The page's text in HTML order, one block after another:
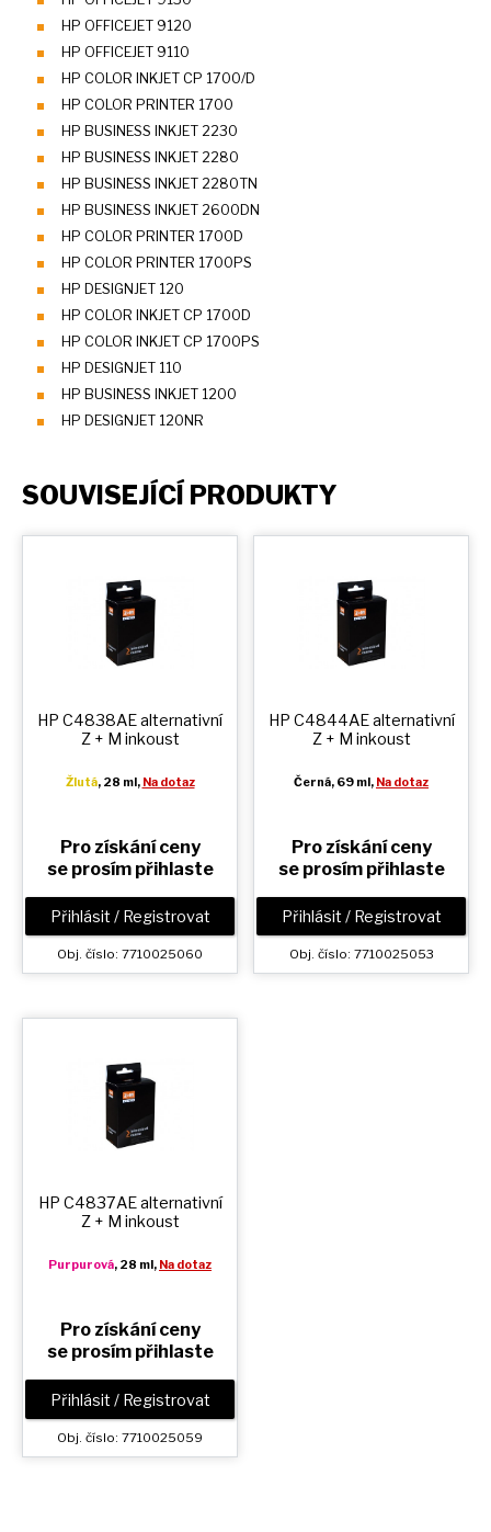
HP OFFICEJET 9120
HP OFFICEJET 9110
HP COLOR INKJET CP 1700/D
HP COLOR PRINTER 1700
HP BUSINESS INKJET 2230
HP BUSINESS INKJET 2280
HP BUSINESS INKJET 2280TN
HP BUSINESS INKJET 2600DN
HP COLOR PRINTER 1700D
HP COLOR PRINTER 1700PS
HP DESIGNJET 120
HP COLOR INKJET CP 1700D
HP COLOR INKJET CP 1700PS
HP DESIGNJET 110
HP BUSINESS INKJET 1200
HP DESIGNJET 120NR
SOUVISEJÍCÍ PRODUKTY
HP C4838AE alternativní
Z + M inkoust
Žlutá, 28 ml, Na dotaz
Pro získání ceny
se prosím přihlaste
Přihlásit / Registrovat
Obj. číslo: 7710025060
HP C4844AE alternativní
Z + M inkoust
Černá, 69 ml, Na dotaz
Pro získání ceny
se prosím přihlaste
Přihlásit / Registrovat
Obj. číslo: 7710025053
HP C4837AE alternativní
Z + M inkoust
Purpurová, 28 ml, Na dotaz
Pro získání ceny
se prosím přihlaste
Přihlásit / Registrovat
Obj. číslo: 7710025059